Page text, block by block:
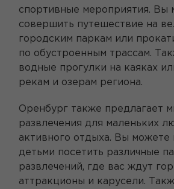
спортивные мероприятия. Вы
совершить путешествие на
городским паркам или
по обустроенным трассам.
водные прогулки на каяках
рекам и озерам региона.
Оренбург также предлагает
развлечения для маленьких
активного отдыха. Вы можете
детьми посетить различные
развлечений, где вас ждут
аттракционы и карусели.